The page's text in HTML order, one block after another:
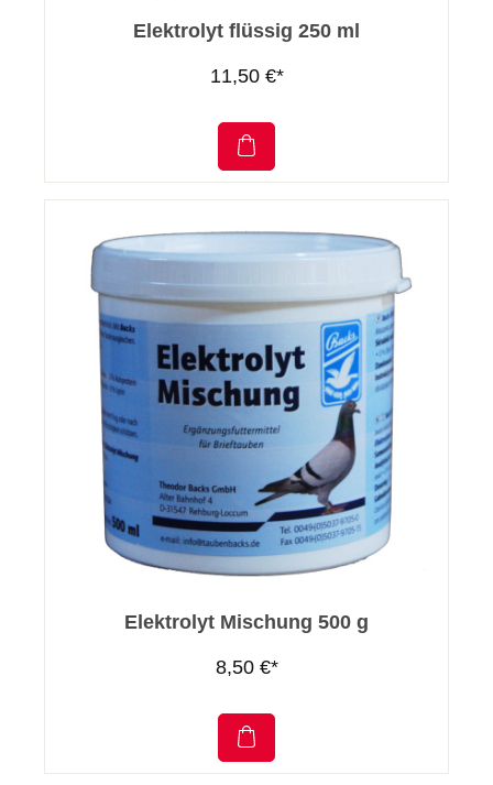
Elektrolyt flüssig 250 ml
11,50 €*
Elektrolyt Mischung 500 g
8,50 €*